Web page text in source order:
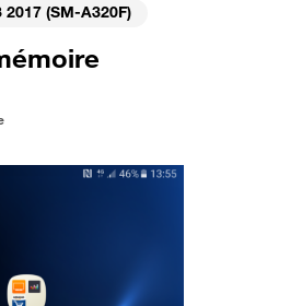
2017 (SM-A320F)